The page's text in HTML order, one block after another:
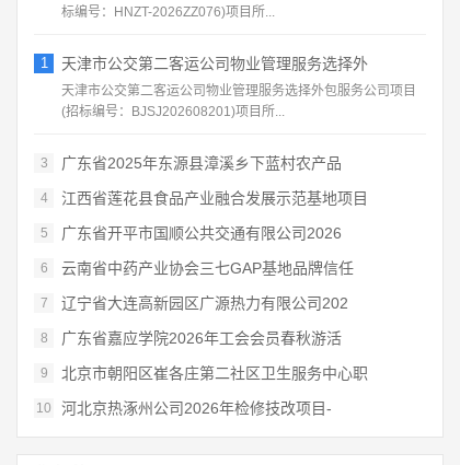
标编号：HNZT-2026ZZ076)项目所...
1 天津市公交第二客运公司物业管理服务选择外
天津市公交第二客运公司物业管理服务选择外包服务公司项目
(招标编号：BJSJ202608201)项目所...
3 广东省2025年东源县漳溪乡下蓝村农产品
4 江西省莲花县食品产业融合发展示范基地项目
5 广东省开平市国顺公共交通有限公司2026
6 云南省中药产业协会三七GAP基地品牌信任
7 辽宁省大连高新园区广源热力有限公司202
8 广东省嘉应学院2026年工会会员春秋游活
9 北京市朝阳区崔各庄第二社区卫生服务中心职
10 河北京热涿州公司2026年检修技改项目-